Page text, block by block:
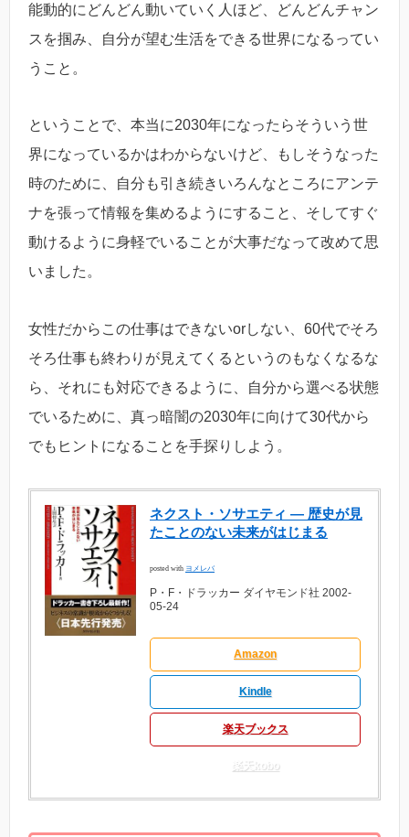
能動的にどんどん動いていく人ほど、どんどんチャン
スを掴み、自分が望む生活をできる世界になるってい
うこと。
ということで、本当に2030年になったらそういう世
界になっているかはわからないけど、もしそうなった
時のために、自分も引き続きいろんなところにアンテ
ナを張って情報を集めるようにすること、そしてすぐ
動けるように身軽でいることが大事だなって改めて思
いました。
女性だからこの仕事はできないorしない、60代でそろ
そろ仕事も終わりが見えてくるというのもなくなるな
ら、それにも対応できるように、自分から選べる状態
でいるために、真っ暗闇の2030年に向けて30代から
でもヒントになることを手探りしよう。
ネクスト・ソサエティ ― 歴史が見
たことのない未来がはじまる
posted with ヨメレバ
P・F・ドラッカー ダイヤモンド社 2002-
05-24
Amazon
Kindle
楽天ブックス
楽天kobo